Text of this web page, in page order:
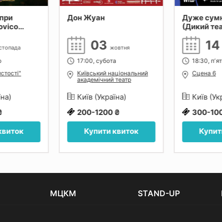
Дон Жуан
03 жовтня
17:00, субота
Київський національний
академічний театр
Київ (Україна)
200-1200 ₴
Купити квиток
Дуже
(Дикий
14
18:30,
Сцена 6
Київ
300-
МЦКМ STAND-UP